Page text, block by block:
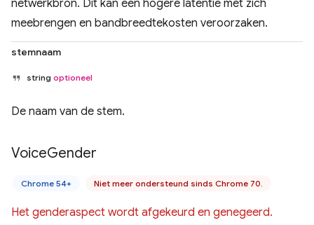
netwerkbron. Dit kan een hogere latentie met zich
meebrengen en bandbreedtekosten veroorzaken.
stemnaam
string optioneel
De naam van de stem.
VoiceGender
Chrome 54+ Niet meer ondersteund sinds Chrome 70.
Het genderaspect wordt afgekeurd en genegeerd.